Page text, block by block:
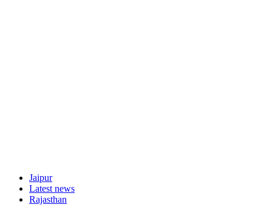
Jaipur
Latest news
Rajasthan